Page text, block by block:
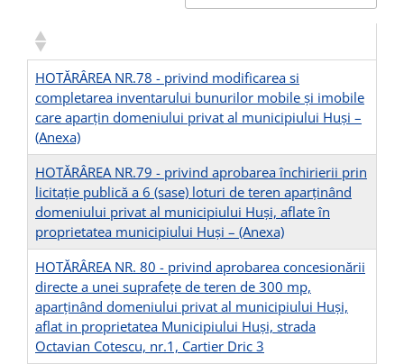
HOTĂRÂREA NR.78 - privind modificarea si
completarea inventarului bunurilor mobile şi imobile
care aparțin domeniului privat al municipiului Huși –
(Anexa)
HOTĂRÂREA NR.79 - privind aprobarea închirierii prin
licitaţie publică a 6 (sase) loturi de teren aparţinând
domeniului privat al municipiului Huşi, aflate în
proprietatea municipiului Huşi – (Anexa)
HOTĂRÂREA NR. 80 - privind aprobarea concesionării
directe a unei suprafeţe de teren de 300 mp,
aparţinând domeniului privat al municipiului Huşi,
aflat in proprietatea Municipiului Huşi, strada
Octavian Cotescu, nr.1, Cartier Dric 3